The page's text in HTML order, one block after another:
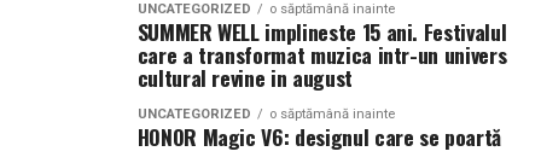
380 V trifazic, priză încărcare auto electric
Climatizare:aer condiționat integrat pentru
menținerea bateriilor la temperatură optimă
Mobilitate:roți tip off-road pentru deplasare
UNCATEGORIZED o săptămână inainte
SUMMER WELL implineste 15 ani. Festivalul
care a transformat muzica intr-un univers
cultural revine in august
UNCATEGORIZED o săptămână inainte
HONOR Magic V6: designul care se poartă